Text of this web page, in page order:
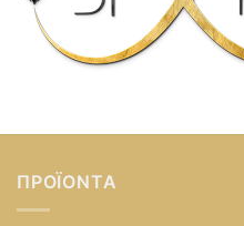
ΠΡΟΪΌΝΤΑ